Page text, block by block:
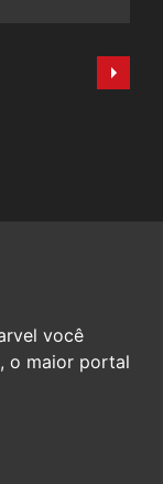
você
o maior portal